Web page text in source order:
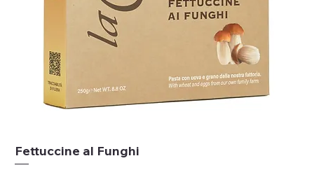
Fettuccine al Funghi